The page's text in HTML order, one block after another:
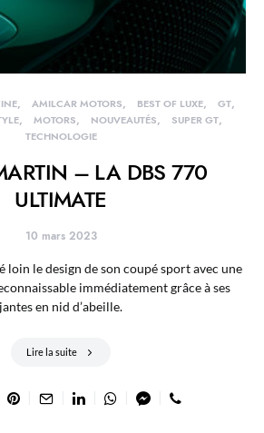
AMILCAR MOTORS BEST OF LUXE
GT
MOTORS NOUVEAUTÉS
SUPER GT
TECHNOLOGIE
– LA DBS 770
ULTIMATE
10 mars 2023
loin le design de son coupé sport avec une
immédiatement grâce à ses
jantes en nid d’abeille.
Lire la suite